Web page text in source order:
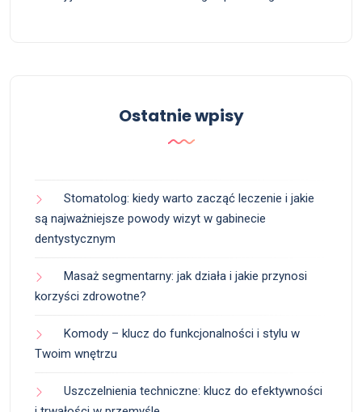
Ostatnie wpisy
Stomatolog: kiedy warto zacząć leczenie i jakie
są najważniejsze powody wizyt w gabinecie
dentystycznym
Masaż segmentarny: jak działa i jakie przynosi
korzyści zdrowotne?
Komody – klucz do funkcjonalności i stylu w
Twoim wnętrzu
Uszczelnienia techniczne: klucz do efektywności